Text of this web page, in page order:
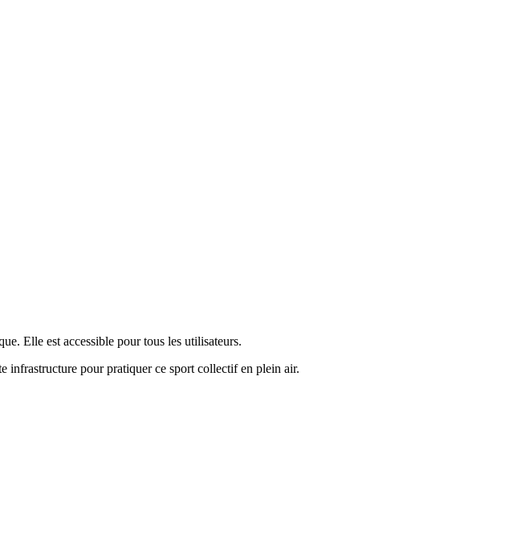
Elle est accessible pour tous les utilisateurs.
infrastructure pour pratiquer ce sport collectif en plein air.